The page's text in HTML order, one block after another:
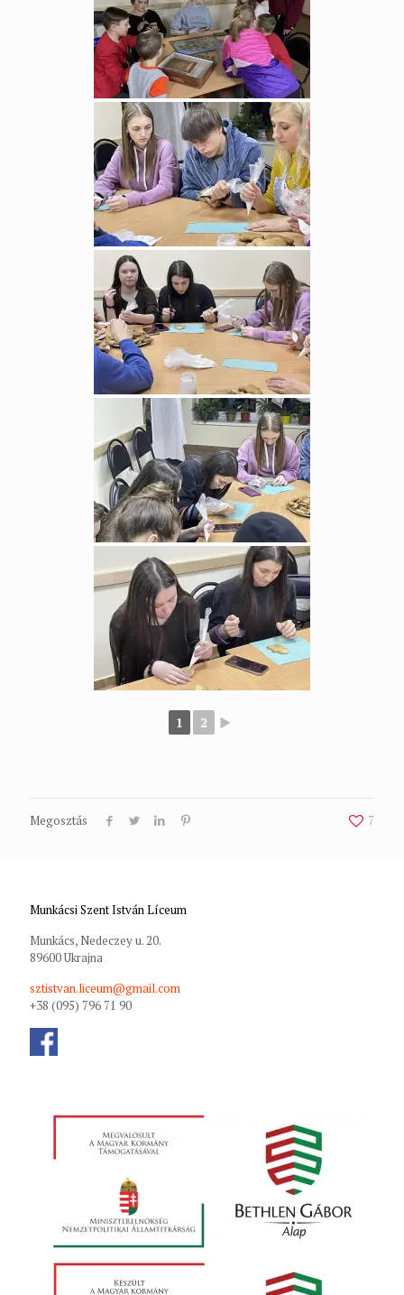
1 2 ►
Megosztás 7
Munkácsi Szent István Líceum
Munkács, Nedeczey u. 20.
89600 Ukrajna
sztistvan.liceum@gmail.com
+38 (095) 796 71 90